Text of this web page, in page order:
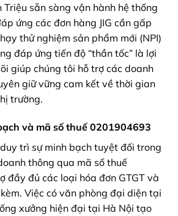
Triệu sẵn sàng vận hành hệ thống
ứng các đơn hàng JIG cần gấp
thử nghiệm sản phẩm mới (NPI)
đáp ứng tiến độ “thần tốc” là lợi
giúp chúng tôi hỗ trợ các doanh
giữ vững cam kết về thời gian
trường.
và mã số thuế 0201904693
trì sự minh bạch tuyệt đối trong
thông qua mã số thuế
đầy đủ các loại hóa đơn GTGT và
Việc có văn phòng đại diện tại
xưởng hiện đại tại Hà Nội tạo